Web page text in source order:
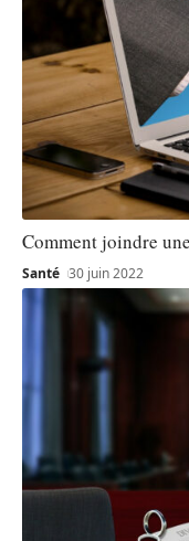
Comment joindre
Santé 30 juin 2022